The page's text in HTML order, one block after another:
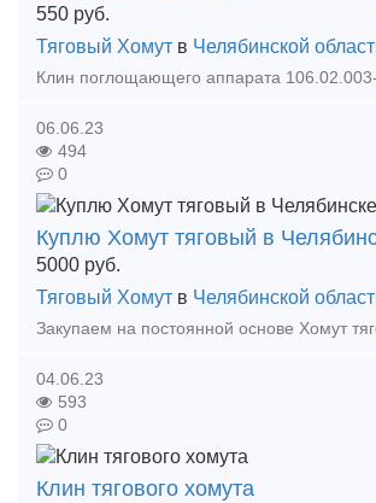
550 руб.
Тяговый Хомут в Челябинской
06.06.23
494
0
Куплю Хомут тяговый в
5000 руб.
Тяговый Хомут в Челябинской
04.06.23
593
0
Клин тягового хомута